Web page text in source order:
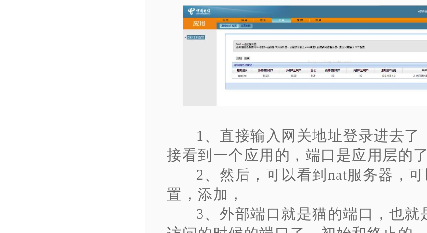
1、直接输入网关地址登录进去了
接看到一个应用的，端口是应用层的了
2、然后，可以看到nat服务器，
置，添加，
3、外部端口就是猫的端口，也就